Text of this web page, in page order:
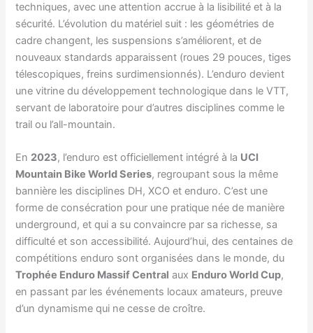
techniques, avec une attention accrue à la lisibilité et à la
sécurité. L’évolution du matériel suit : les géométries de
cadre changent, les suspensions s’améliorent, et de
nouveaux standards apparaissent (roues 29 pouces, tiges
télescopiques, freins surdimensionnés). L’enduro devient
une vitrine du développement technologique dans le VTT,
servant de laboratoire pour d’autres disciplines comme le
trail ou l’all-mountain.
En 2023, l’enduro est officiellement intégré à la UCI
Mountain Bike World Series, regroupant sous la même
bannière les disciplines DH, XCO et enduro. C’est une
forme de consécration pour une pratique née de manière
underground, et qui a su convaincre par sa richesse, sa
difficulté et son accessibilité. Aujourd’hui, des centaines de
compétitions enduro sont organisées dans le monde, du
Trophée Enduro Massif Central aux Enduro World Cup,
en passant par les événements locaux amateurs, preuve
d’un dynamisme qui ne cesse de croître.